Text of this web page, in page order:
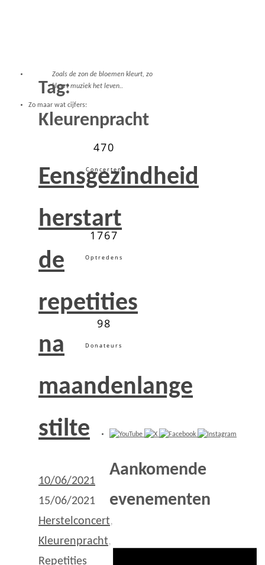
Tag:
Kleurenpracht
Eensgezindheid
herstart
de
repetities
na
maandenlange
stilte
10/06/2021
15/06/2021
Herstelconcert,
Kleurenpracht,
Repetities
Zoals de zon de bloemen kleurt, zo
kleurt muziek het leven..
Zo maar wat cijfers:
470
Concerten
1767
Optredens
98
Donateurs
Aankomende
evenementen